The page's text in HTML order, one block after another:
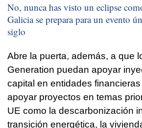
No, nunca has visto un eclipse
Galicia se prepara para un evento
siglo
Abre la puerta, además, a que
Generation puedan apoyar
capital en entidades
apoyar proyectos en temas
UE como la descarbonización
transición energética, la